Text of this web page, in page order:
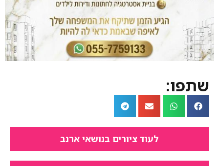
שתפו:
לעוד ציורים בנושאי ארנב